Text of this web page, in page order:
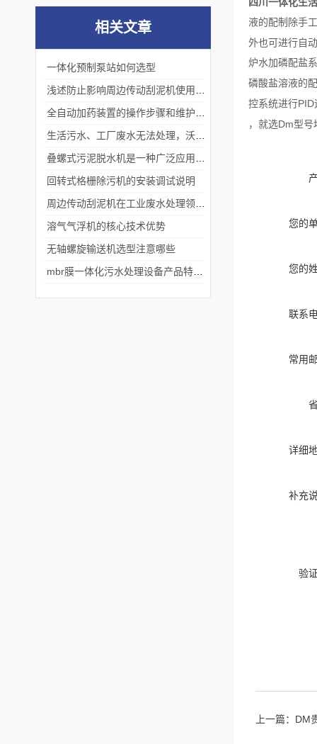
液的配制除手
外也可进行自
炉水加磷配盐
磷酸盐溶液的
控系统进行PID
，就选Dm型
您的
您的
联系
常用
详细
补充
验
上一篇： DM
相关文章
一体化预制泵站如何选型
回转式格栅除污机的安装调试说明
溶气气浮机的核心技术优势
无轴螺旋输送机选型注意哪些